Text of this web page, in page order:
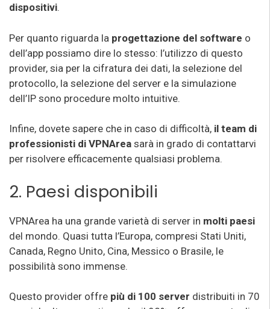
dispositivi.
Per quanto riguarda la progettazione del software o
dell’app possiamo dire lo stesso: l’utilizzo di questo
provider, sia per la cifratura dei dati, la selezione del
protocollo, la selezione del server e la simulazione
dell’IP sono procedure molto intuitive.
Infine, dovete sapere che in caso di difficoltà, il team di
professionisti di VPNArea sarà in grado di contattarvi
per risolvere efficacemente qualsiasi problema.
2. Paesi disponibili
VPNArea ha una grande varietà di server in molti paesi
del mondo. Quasi tutta l’Europa, compresi Stati Uniti,
Canada, Regno Unito, Cina, Messico o Brasile, le
possibilità sono immense.
Questo provider offre più di 100 server distribuiti in 70